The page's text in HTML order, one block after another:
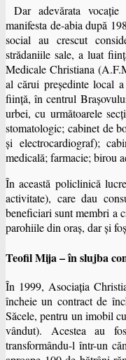
Dar adevărata
manifesta de-abia după
social au crescut
strădaniile sale, a luat
Medicale Christiana
al cărui preşedinte local
fiinţă, în centrul
urbei, cu următoarele
stomatologic; cabinet de
şi electrocardiograf);
medicală; farmacie; birou
În această policlinică
activitate), care dau
beneficiari sunt membri a
parohiile din oraş, dar şi
Teofil Mija – în slujba
În 1999, Asociaţia
încheie un contract de
Săcele, pentru un imobil
vândut). Acestea au
transformându-l într-un